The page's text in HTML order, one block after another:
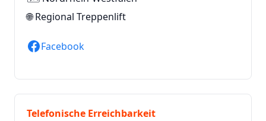
🌐Regional Treppenlift
Facebook
Telefonische Erreichbarkeit